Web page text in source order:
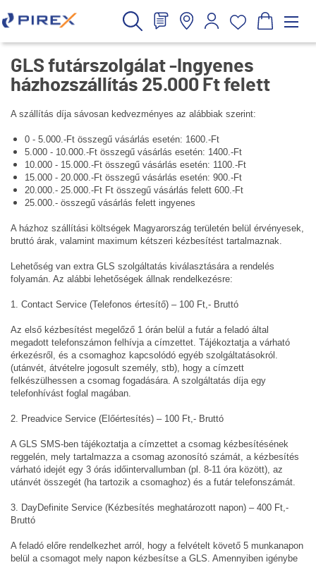
GLS futárszolgálat -Ingyenes
házhozszállítás 25.000 Ft felett
A szállítás díja sávosan kedvezményes az alábbiak szerint:
0 - 5.000.-Ft összegű vásárlás esetén: 1600.-Ft
5.000 - 10.000.-Ft összegű vásárlás esetén: 1400.-Ft
10.000 - 15.000.-Ft összegű vásárlás esetén: 1100.-Ft
15.000 - 20.000.-Ft összegű vásárlás esetén: 900.-Ft
20.000.- 25.000.-Ft Ft összegű vásárlás felett 600.-Ft
25.000.- összegű vásárlás felett ingyenes
A házhoz szállítási költségek Magyarország területén belül érvényesek,
bruttó árak, valamint maximum kétszeri kézbesítést tartalmaznak.
Lehetőség van extra GLS szolgáltatás kiválasztására a rendelés
folyamán. Az alábbi lehetőségek állnak rendelkezésre:
1. Contact Service (Telefonos értesítő) – 100 Ft,- Bruttó
Az első kézbesítést megelőző 1 órán belül a futár a feladó által
megadott telefonszámon felhívja a címzettet. Tájékoztatja a várható
érkezésről, és a csomaghoz kapcsolódó egyéb szolgáltatásokról.
(utánvét, átvételre jogosult személy, stb), hogy a címzett
felkészülhessen a csomag fogadására. A szolgáltatás díja egy
telefonhívást foglal magában.
2. Preadvice Service (Előértesítés) – 100 Ft,- Bruttó
A GLS SMS-ben tájékoztatja a címzettet a csomag kézbesítésének
reggelén, mely tartalmazza a csomag azonosító számát, a kézbesítés
várható idejét egy 3 órás időintervallumban (pl. 8-11 óra között), az
utánvét összegét (ha tartozik a csomaghoz) és a futár telefonszámát.
3. DayDefinite Service (Kézbesítés meghatározott napon) – 400 Ft,-
Bruttó
A feladó előre rendelkezhet arról, hogy a felvételt követő 5 munkanapon
belül a csomagot mely napon kézbesítse a GLS. Amennyiben igénybe